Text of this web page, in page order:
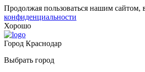
Продолжая пользоваться нашим сайтом,
конфиденциальности
Хорошо
Город Краснодар
Выбрать город